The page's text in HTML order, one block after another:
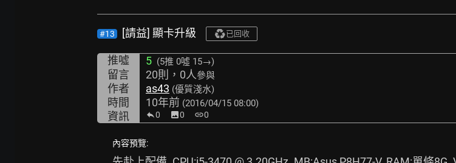
#13 [請益] 顯卡升級 已回收
推噓 5 (5推 0噓 15→)
留言 20則，0人參與
作者 as43 (優質淺水)
時間 10年前 (2016/04/15 08:00)
資訊 0 image0 link0
內容預覽: